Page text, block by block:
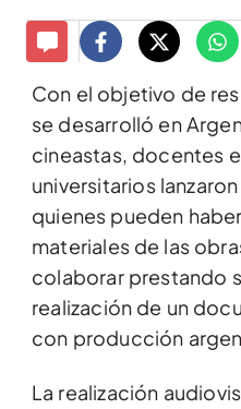
Con el objetivo de
se desarrolló en
cineastas, docentes
universitarios
quienes pueden
materiales de las
colaborar prestando
realización de un
con producción
La realización